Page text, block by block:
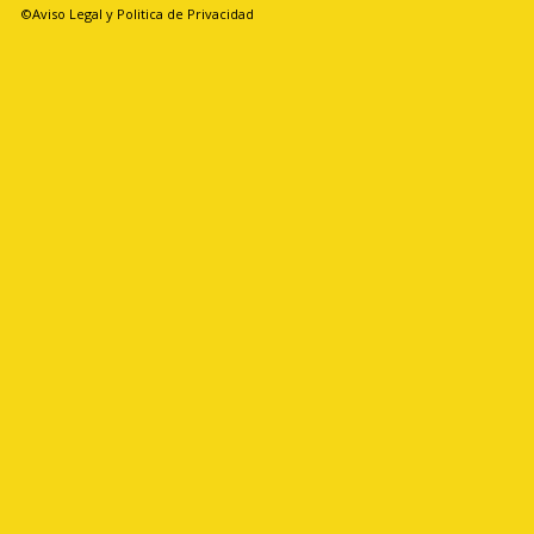
©Aviso Legal y Politica de Privacidad